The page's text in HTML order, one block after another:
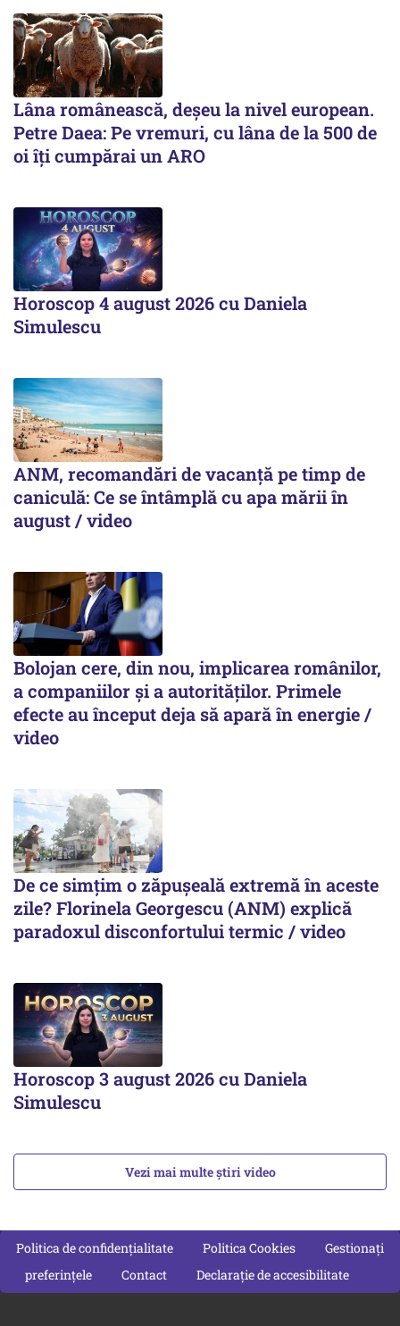
Lâna românească, deșeu la nivel european.
Petre Daea: Pe vremuri, cu lâna de la 500 de
oi îți cumpărai un ARO
Horoscop 4 august 2026 cu Daniela
Simulescu
ANM, recomandări de vacanță pe timp de
caniculă: Ce se întâmplă cu apa mării în
august / video
Bolojan cere, din nou, implicarea românilor,
a companiilor și a autorităților. Primele
efecte au început deja să apară în energie /
video
De ce simțim o zăpușeală extremă în aceste
zile? Florinela Georgescu (ANM) explică
paradoxul disconfortului termic / video
Horoscop 3 august 2026 cu Daniela
Simulescu
Vezi mai multe știri video
Politica de confidențialitate Politica Cookies
Gestionați
preferințele
Contact Declarație de accesibilitate